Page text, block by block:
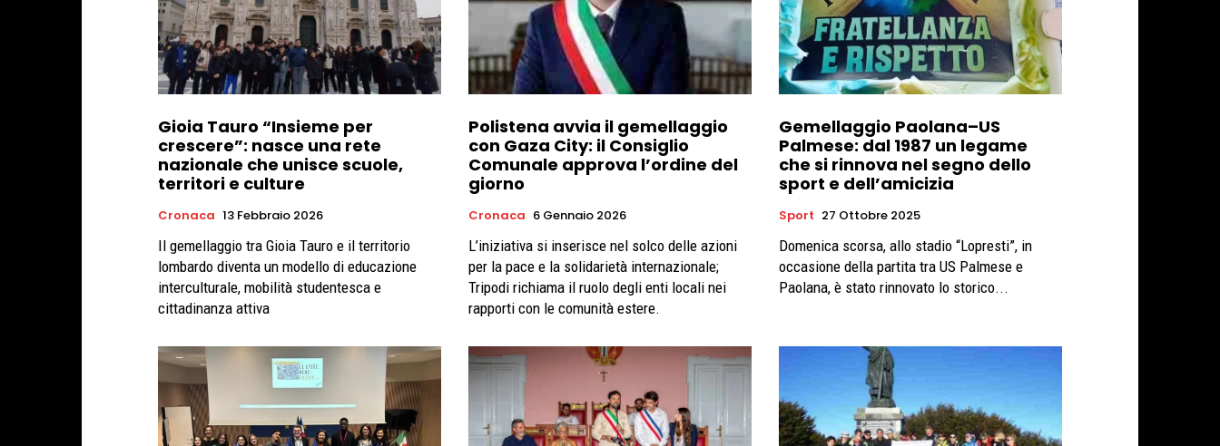
Gioia Tauro “Insieme per
crescere”: nasce una rete
nazionale che unisce scuole,
territori e culture
Cronaca 13 Febbraio 2026
Il gemellaggio tra Gioia Tauro e il territorio
lombardo diventa un modello di educazione
interculturale, mobilità studentesca e
cittadinanza attiva
Polistena avvia il gemellaggio
con Gaza City: il Consiglio
Comunale approva l’ordine del
giorno
Cronaca 6 Gennaio 2026
L’iniziativa si inserisce nel solco delle azioni
per la pace e la solidarietà internazionale;
Tripodi richiama il ruolo degli enti locali nei
rapporti con le comunità estere.
Gemellaggio Paolana–US
Palmese: dal 1987 un legame
che si rinnova nel segno dello
sport e dell’amicizia
Sport 27 Ottobre 2025
Domenica scorsa, allo stadio “Lopresti”, in
occasione della partita tra US Palmese e
Paolana, è stato rinnovato lo storico...